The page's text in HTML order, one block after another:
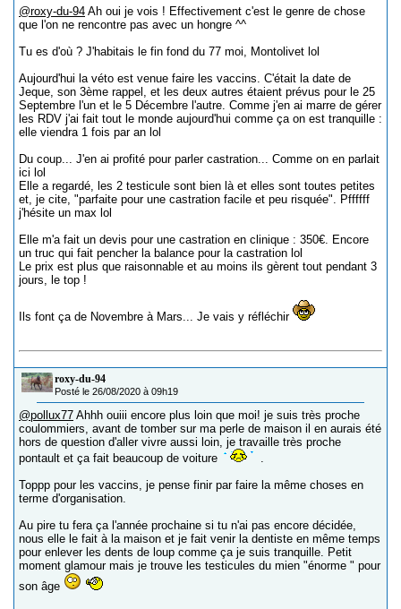
@roxy-du-94 Ah oui je vois ! Effectivement c'est le genre de chose
que l'on ne rencontre pas avec un hongre ^^
Tu es d'où ? J'habitais le fin fond du 77 moi, Montolivet lol
Aujourd'hui la véto est venue faire les vaccins. C'était la date de
Jeque, son 3ème rappel, et les deux autres étaient prévus pour le 25
Septembre l'un et le 5 Décembre l'autre. Comme j'en ai marre de gérer
les RDV j'ai fait tout le monde aujourd'hui comme ça on est tranquille :
elle viendra 1 fois par an lol
Du coup... J'en ai profité pour parler castration... Comme on en parlait
ici lol
Elle a regardé, les 2 testicule sont bien là et elles sont toutes petites
et, je cite, "parfaite pour une castration facile et peu risquée". Pffffff
j'hésite un max lol
Elle m'a fait un devis pour une castration en clinique : 350€. Encore
un truc qui fait pencher la balance pour la castration lol
Le prix est plus que raisonnable et au moins ils gèrent tout pendant 3
jours, le top !
Ils font ça de Novembre à Mars... Je vais y réfléchir
roxy-du-94
Posté le 26/08/2020 à 09h19
@pollux77 Ahhh ouiii encore plus loin que moi! je suis très proche
coulommiers, avant de tomber sur ma perle de maison il en aurais été
hors de question d'aller vivre aussi loin, je travaille très proche
pontault et ça fait beaucoup de voiture
Toppp pour les vaccins, je pense finir par faire la même choses en
terme d'organisation.
Au pire tu fera ça l'année prochaine si tu n'ai pas encore décidée,
nous elle le fait à la maison et je fait venir la dentiste en même temps
pour enlever les dents de loup comme ça je suis tranquille. Petit
moment glamour mais je trouve les testicules du mien "énorme " pour
son âge